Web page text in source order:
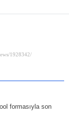
formasıyla son